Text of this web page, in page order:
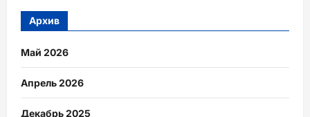
Архив
Май 2026
Апрель 2026
Декабрь 2025